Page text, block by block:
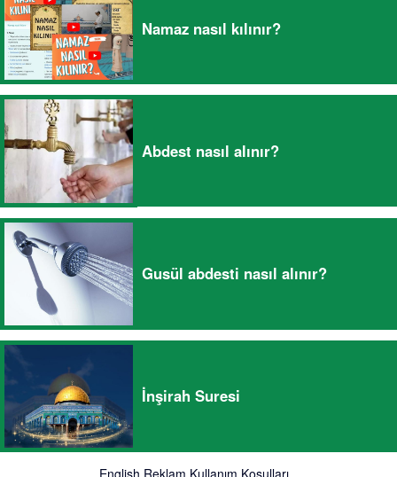
Namaz nasıl kılınır?
Abdest nasıl alınır?
Gusül abdesti nasıl alınır?
İnşirah Suresi